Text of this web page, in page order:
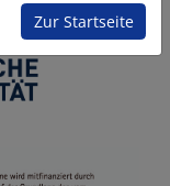
Zur Startseite